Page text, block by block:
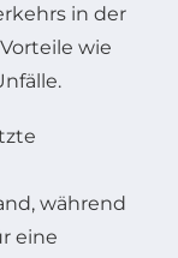
in der
wie
während
eine